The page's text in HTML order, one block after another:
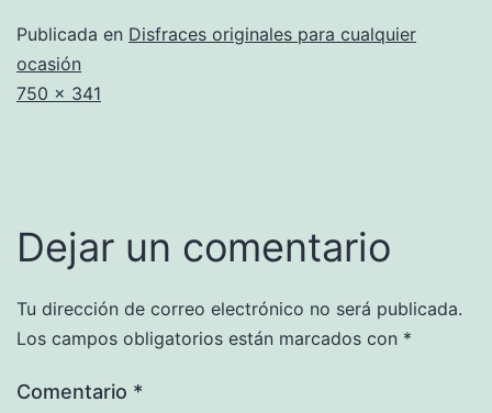
Publicada en Disfraces originales para cualquier
ocasión
Tamaño
750 × 341
Dejar un comentario
Tu dirección de correo electrónico no será publicada.
Los campos obligatorios están marcados con *
Comentario *